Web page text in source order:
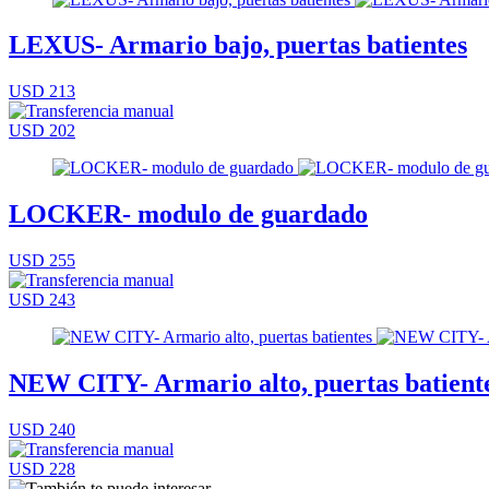
LEXUS- Armario bajo, puertas batientes
USD 213
USD 202
LOCKER- modulo de guardado
USD 255
USD 243
NEW CITY- Armario alto, puertas
USD 240
USD 228